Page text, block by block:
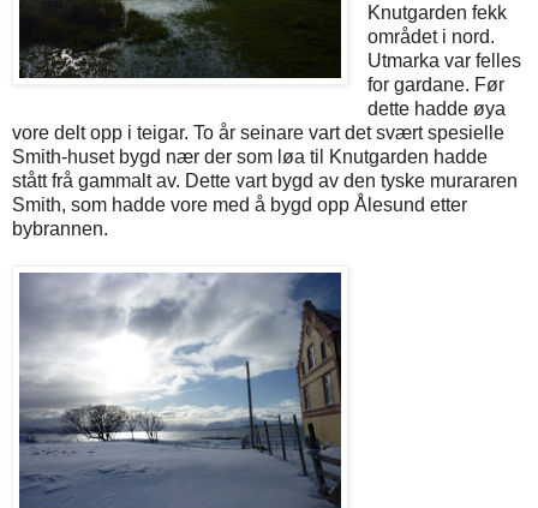
Knutgarden fekk
området i nord.
Utmarka var felles
for gardane. Før
dette hadde øya
vore delt opp i teigar. To år seinare vart det svært spesielle
Smith-huset bygd nær der som løa til Knutgarden hadde
stått frå gammalt av. Dette vart bygd av den tyske murararen
Smith, som hadde vore med å bygd opp Ålesund etter
bybrannen.